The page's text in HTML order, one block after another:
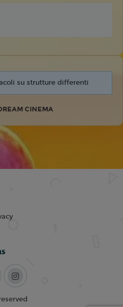
su strutture differenti
CINEMA